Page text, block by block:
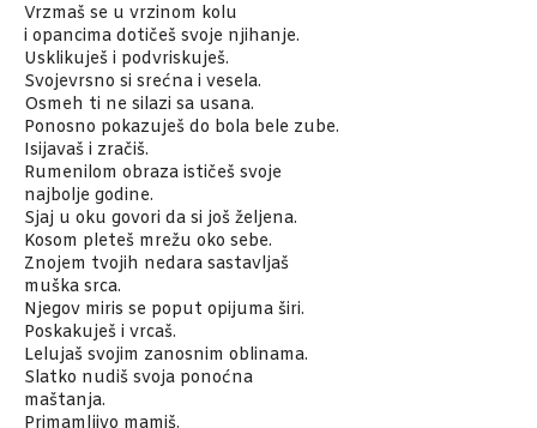
Vrzmaš se u vrzinom kolu
i opancima dotičeš svoje njihanje.
Usklikuješ i podvriskuješ.
Svojevrsno si srećna i vesela.
Osmeh ti ne silazi sa usana.
Ponosno pokazuješ do bola bele zube.
Isijavaš i zračiš.
Rumenilom obraza ističeš svoje
najbolje godine.
Sjaj u oku govori da si još željena.
Kosom pleteš mrežu oko sebe.
Znojem tvojih nedara sastavljaš
muška srca.
Njegov miris se poput opijuma širi.
Poskakuješ i vrcaš.
Lelujaš svojim zanosnim oblinama.
Slatko nudiš svoja ponoćna
maštanja.